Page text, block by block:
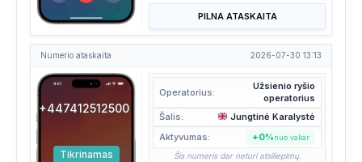
PILNA ATASKAITA
Numerio ataskaita 2026-07-30 13:13
+447412512500
Tikrinamas
Operatorius:
Užsienio ryšio
operatorius
Šalis:
Jungtinė Karalystė
Aktyvumas:
+0%nuo vakar
Šis numeris dar neturi atsiliepimų.